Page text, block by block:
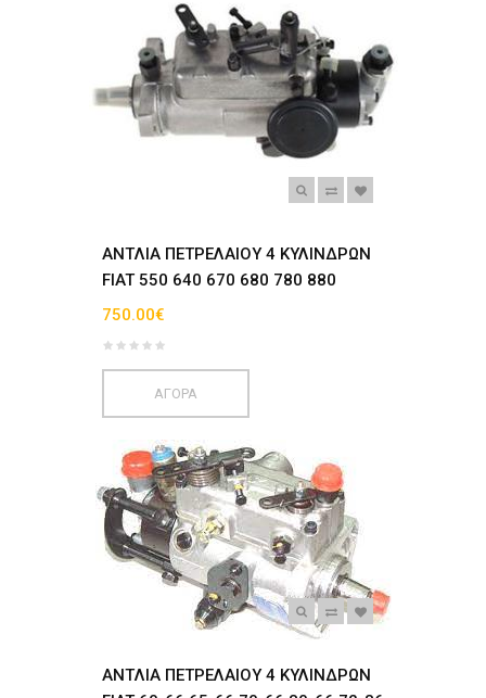
ANTΛΙΑ ΠΕΤΡΕΛΑΙΟΥ 4 ΚΥΛΙΝΔΡΩΝ
FIAT 550 640 670 680 780 880
750.00€
ΑΓΟΡΑ
ANTΛΙΑ ΠΕΤΡΕΛΑΙΟΥ 4 ΚΥΛΙΝΔΡΩΝ